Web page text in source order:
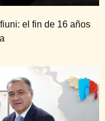
el fin de 16 años